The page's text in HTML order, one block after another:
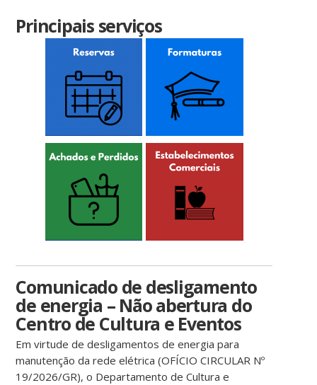
Principais serviços
Comunicado de desligamento
de energia – Não abertura do
Centro de Cultura e Eventos
Em virtude de desligamentos de energia para
manutenção da rede elétrica (OFÍCIO CIRCULAR Nº
19/2026/GR), o Departamento de Cultura e